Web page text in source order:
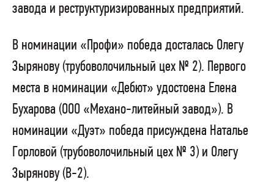
завода и реструктуризированных предприятий.
В номинации «Профи» победа досталась Олегу
Зырянову (трубоволочильный цех № 2). Первого
места в номинации «Дебют» удостоена Елена
Бухарова (ООО «Механо-литейный завод»). В
номинации «Дуэт» победа присуждена Наталье
Горловой (трубоволочильный цех № 3) и Олегу
Зырянову (В-2).